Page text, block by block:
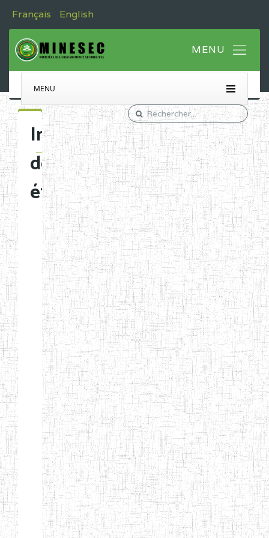
Français English
MENU
Immatriculation
des
établissements
Etablissements
d'enseignement
normal
ENI
Chercher:
Effacer les filtres
Denomination
Type